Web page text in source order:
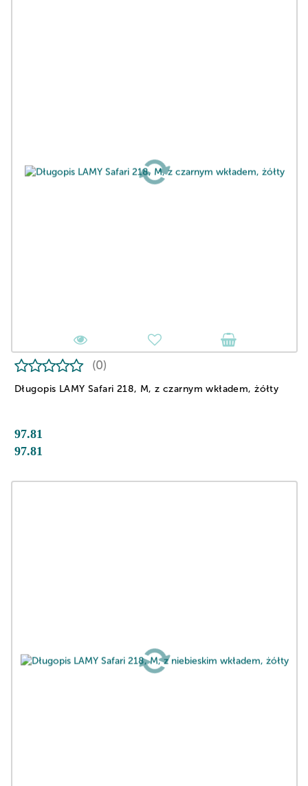
Długopis LAMY Safari 218, M, z czarnym wkładem, żółty
(0)
97.81
97.81